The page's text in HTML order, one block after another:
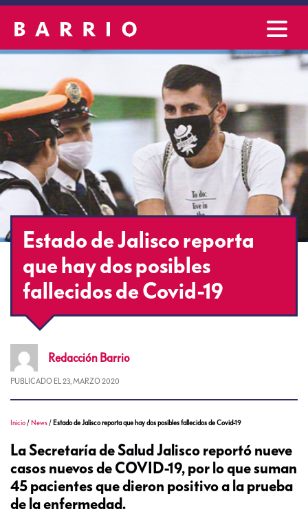
Estado de Jalisco reporta
que hay dos posibles
fallecidos de Covid-19
Redacción Barrio
PUBLICADO EL 23, MARZO 2020
Inicio / News / Estado de Jalisco reporta que hay dos posibles fallecidos de Covid-19
La Secretaría de Salud Jalisco reportó nueve
casos nuevos de COVID-19, por lo que suman
45 pacientes que dieron positivo a la prueba
de la enfermedad.